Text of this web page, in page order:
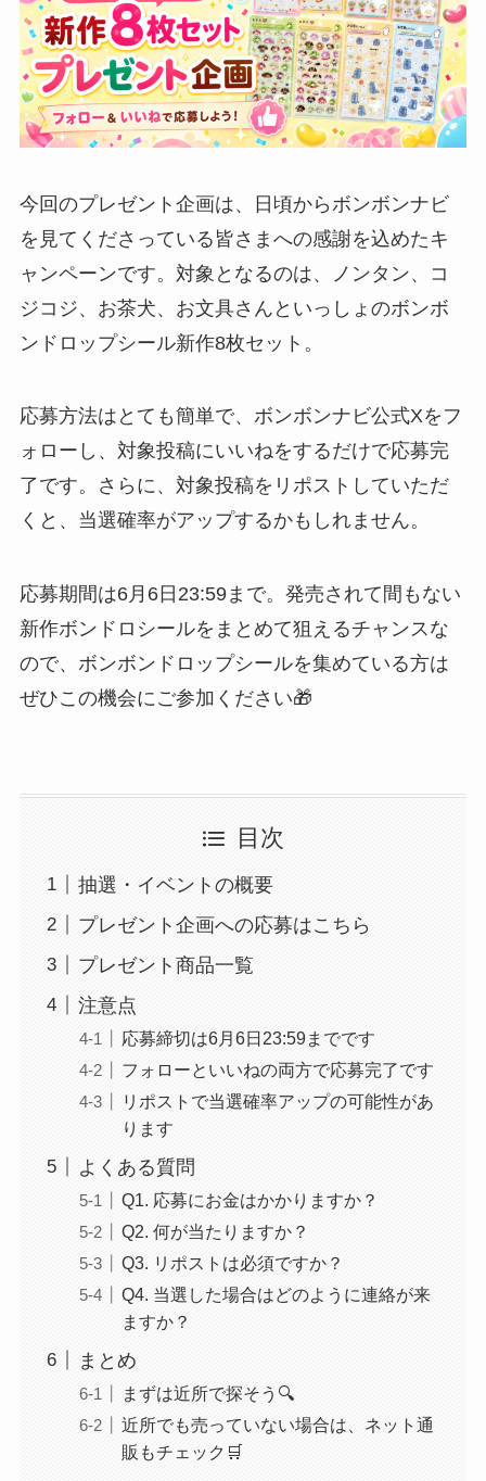
今回のプレゼント企画は、日頃からボンボンナビ
を見てくださっている皆さまへの感謝を込めたキ
ャンペーンです。対象となるのは、ノンタン、コ
ジコジ、お茶犬、お文具さんといっしょのボンボ
ンドロップシール新作8枚セット。
応募方法はとても簡単で、ボンボンナビ公式Xをフ
ォローし、対象投稿にいいねをするだけで応募完
了です。さらに、対象投稿をリポストしていただ
くと、当選確率がアップするかもしれません。
応募期間は6月6日23:59まで。発売されて間もない
新作ボンドロシールをまとめて狙えるチャンスな
ので、ボンボンドロップシールを集めている方は
ぜひこの機会にご参加ください🎁
目次
抽選・イベントの概要
プレゼント企画への応募はこちら
プレゼント商品一覧
注意点
応募締切は6月6日23:59までです
フォローといいねの両方で応募完了です
リポストで当選確率アップの可能性があ
ります
よくある質問
Q1. 応募にお金はかかりますか？
Q2. 何が当たりますか？
Q3. リポストは必須ですか？
Q4. 当選した場合はどのように連絡が来
ますか？
まとめ
まずは近所で探そう🔍
近所でも売っていない場合は、ネット通
販もチェック🛒